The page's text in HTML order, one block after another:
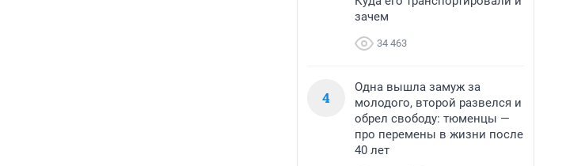
зачем
34 463
4
Одна вышла замуж за
молодого, второй развелся и
обрел свободу: тюменцы —
про перемены в жизни после
40 лет